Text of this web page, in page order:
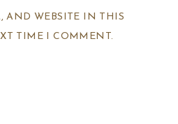
AND WEBSITE IN THIS
TIME I COMMENT.